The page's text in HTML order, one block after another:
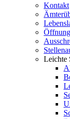
Kontakt
Leichte